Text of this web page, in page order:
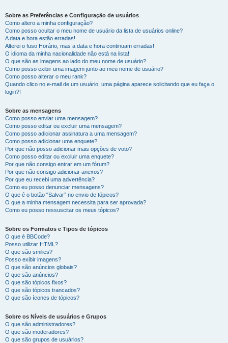
Sobre as Preferências e Configuração de usuários
Como altero a minha configuração?
Como posso ocultar o meu nome de usuário da lista de usuários online?
A data e hora estão erradas!
Alterei o fuso Horário, mas a data e hora continuam erradas!
O idioma da minha nacionalidade não está na lista!
O que são as imagens ao lado do meu nome de usuário?
Como posso exibir uma imagem junto ao meu nome de usuário?
Como posso alterar o meu rank?
Quando clico no e-mail de um usuário, uma página aparece solicitando que eu faça o
login?!
Sobre as mensagens
Como posso enviar uma mensagem?
Como posso editar ou excluir uma mensagem?
Como posso adicionar assinatura a uma mensagem?
Como posso adicionar uma enquete?
Por que não posso adicionar mais opções de voto?
Como posso editar ou excluir uma enquete?
Por que não consigo entrar em um fórum?
Por que não consigo adicionar anexos?
Por que eu recebi uma advertência?
Como eu posso denunciar mensagens?
O que é o botão “Salvar” no envio de tópicos?
O que a minha mensagem necessita para ser aprovada?
Como eu posso ressuscitar os meus tópicos?
Sobre os Formatos e Tipos de tópicos
O que é BBCode?
Posso utilizar HTML?
O que são smilies?
Posso exibir imagens?
O que são anúncios globais?
O que são anúncios?
O que são tópicos fixos?
O que são tópicos trancados?
O que são ícones de tópicos?
Sobre os Níveis de usuários e Grupos
O que são administradores?
O que são moderadores?
O que são grupos de usuários?